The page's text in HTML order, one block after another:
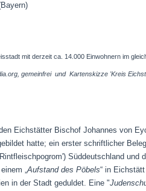
mit derzeit ca. 14.000 Einwohnern im
gemeinfrei und Kartenskizze 'Kreis
Eichstätter Bischof Johannes von
hatte; ein erster schriftlicher
Süddeutschland
„Aufstand des Pöbels“ in
in der Stadt geduldet. Eine "